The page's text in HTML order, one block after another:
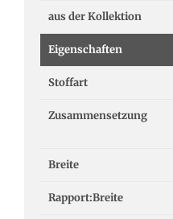
aus der Kollektion
Eigenschaften
Stoffart
Zusammensetzung
Breite
Rapport:Breite